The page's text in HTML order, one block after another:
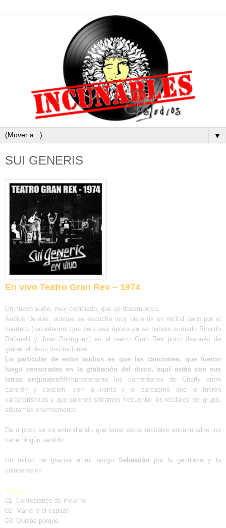
▼
SUI GENERIS
En vivo Teatro Gran Rex – 1974
Un nuevo audio, muy codiciado, que se desempolva.
Audios de aire, aunque se escucha muy bie,n de un recital dado por el
cuarteto (recordemos que para esa época ya se habían sumado Rinaldo
Rafanelli y Juan Rodríguez) en el teatro Gran Rex poco después de
grabar el disco Instituciones.
Lo particular de estos audios es que las canciones, que fueron
luego censuradas en la grabación del disco, aquí están con sus
letras originales!!!! Impresionante los comentarios de Charly entre
canción y canción, con la ironía y el sarcasmo que le fueron
característicos y que quienes solíamos frecuentar los recitales del grupo,
añoramos enormemente.
De a poco se va entendiendo que tener estos recitales encanutados, no
tiene ningún sentido.
Un millón de gracias a mi amigo Sebastián por la gentileza y la
colaboración.
Temas:
01- Confesiones de invierno
02- Mariel y el capitán
03- Quizás porque